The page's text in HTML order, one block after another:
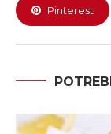
Pinterest